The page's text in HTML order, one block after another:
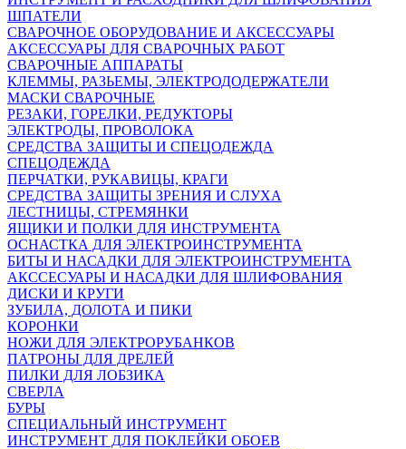
ШПАТЕЛИ
СВАРОЧНОЕ ОБОРУДОВАНИЕ И АКСЕССУАРЫ
АКСЕССУАРЫ ДЛЯ СВАРОЧНЫХ РАБОТ
СВАРОЧНЫЕ АППАРАТЫ
КЛЕММЫ, РАЗЬЕМЫ, ЭЛЕКТРОДОДЕРЖАТЕЛИ
МАСКИ СВАРОЧНЫЕ
РЕЗАКИ, ГОРЕЛКИ, РЕДУКТОРЫ
ЭЛЕКТРОДЫ, ПРОВОЛОКА
СРЕДСТВА ЗАЩИТЫ И СПЕЦОДЕЖДА
СПЕЦОДЕЖДА
ПЕРЧАТКИ, РУКАВИЦЫ, КРАГИ
СРЕДСТВА ЗАЩИТЫ ЗРЕНИЯ И СЛУХА
ЛЕСТНИЦЫ, СТРЕМЯНКИ
ЯЩИКИ И ПОЛКИ ДЛЯ ИНСТРУМЕНТА
ОСНАСТКА ДЛЯ ЭЛЕКТРОИНСТРУМЕНТА
БИТЫ И НАСАДКИ ДЛЯ ЭЛЕКТРОИНСТРУМЕНТА
АКССЕСУАРЫ И НАСАДКИ ДЛЯ ШЛИФОВАНИЯ
ДИСКИ И КРУГИ
ЗУБИЛА, ДОЛОТА И ПИКИ
КОРОНКИ
НОЖИ ДЛЯ ЭЛЕКТРОРУБАНКОВ
ПАТРОНЫ ДЛЯ ДРЕЛЕЙ
ПИЛКИ ДЛЯ ЛОБЗИКА
СВЕРЛА
БУРЫ
СПЕЦИАЛЬНЫЙ ИНСТРУМЕНТ
ИНСТРУМЕНТ ДЛЯ ПОКЛЕЙКИ ОБОЕВ